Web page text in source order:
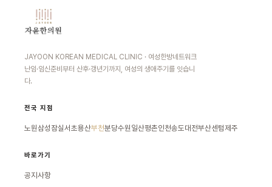
JAYOON KOREAN MEDICAL CLINIC · 여성한방네트워크
난임·임신준비부터 산후·갱년기까지, 여성의 생애주기를 잇습니
다.
전국 지점
노원삼성잠실서초용산부천분당수원 일산평촌인천송도대전부산센텀 제주
바로가기
공지사항